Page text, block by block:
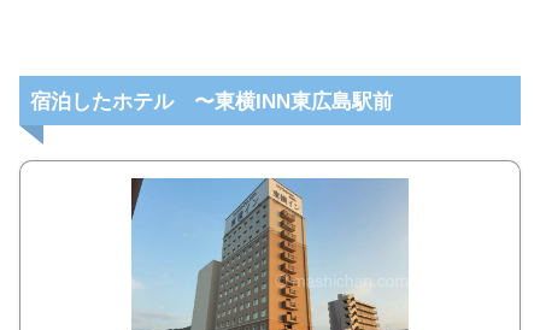
宿泊したホテル 〜東横INN東広島駅前